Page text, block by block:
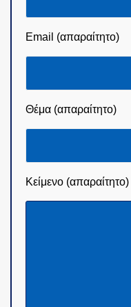
Email (απαραίτητο)
Θέμα (απαραίτητο)
Κείμενο (απαραίτητο)